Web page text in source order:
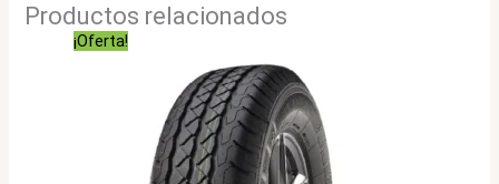
Productos relacionados
¡Oferta!